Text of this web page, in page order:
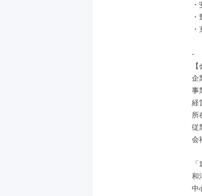
-
企
事
経
所
従
会
和
中